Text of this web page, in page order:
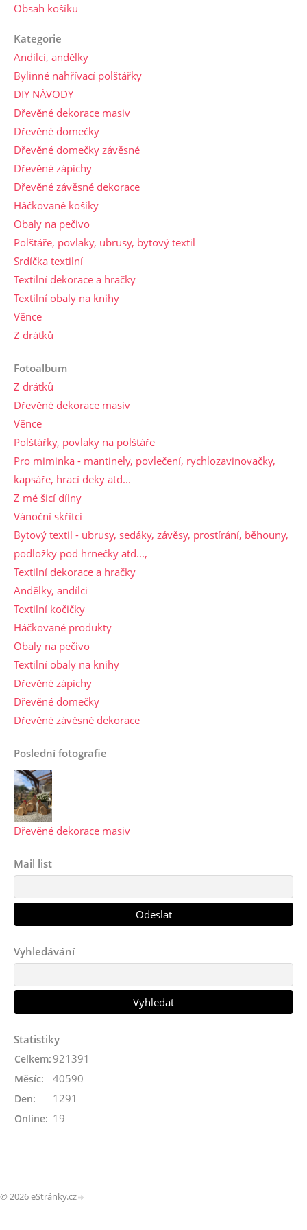
Obsah košíku
Kategorie
Andílci, andělky
Bylinné nahřívací polštářky
DIY NÁVODY
Dřevěné dekorace masiv
Dřevěné domečky
Dřevěné domečky závěsné
Dřevěné zápichy
Dřevěné závěsné dekorace
Háčkované košíky
Obaly na pečivo
Polštáře, povlaky, ubrusy, bytový textil
Srdíčka textilní
Textilní dekorace a hračky
Textilní obaly na knihy
Věnce
Z drátků
Fotoalbum
Z drátků
Dřevěné dekorace masiv
Věnce
Polštářky, povlaky na polštáře
Pro miminka - mantinely, povlečení, rychlozavinovačky,
kapsáře, hrací deky atd...
Z mé šicí dílny
Vánoční skřítci
Bytový textil - ubrusy, sedáky, závěsy, prostírání, běhouny,
podložky pod hrnečky atd...,
Textilní dekorace a hračky
Andělky, andílci
Textilní kočičky
Háčkované produkty
Obaly na pečivo
Textilní obaly na knihy
Dřevěné zápichy
Dřevěné domečky
Dřevěné závěsné dekorace
Poslední fotografie
Dřevěné dekorace masiv
Mail list
Vyhledávání
Statistiky
Online: 19
Celkem: 921391
Měsíc: 40590
Den: 1291
© 2026 eStránky.cz